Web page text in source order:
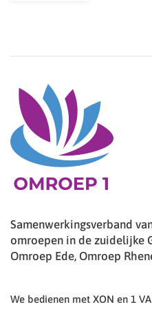
Samenwerkingsverband
omroepen in de zuidelijke
Omroep Ede, Omroep
We bedienen met XON en 1